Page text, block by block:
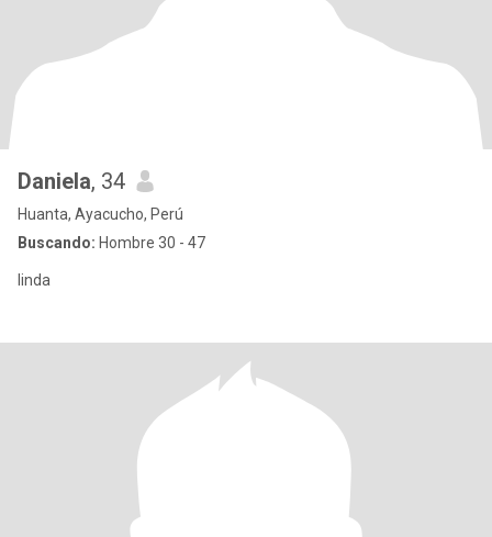
Daniela, 34
Huanta, Ayacucho, Perú
Buscando: Hombre 30 - 47
linda